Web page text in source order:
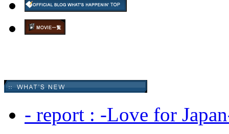
- report : -Love for